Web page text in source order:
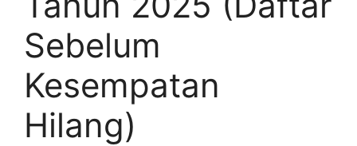
Sebelum
Kesempatan
Hilang)